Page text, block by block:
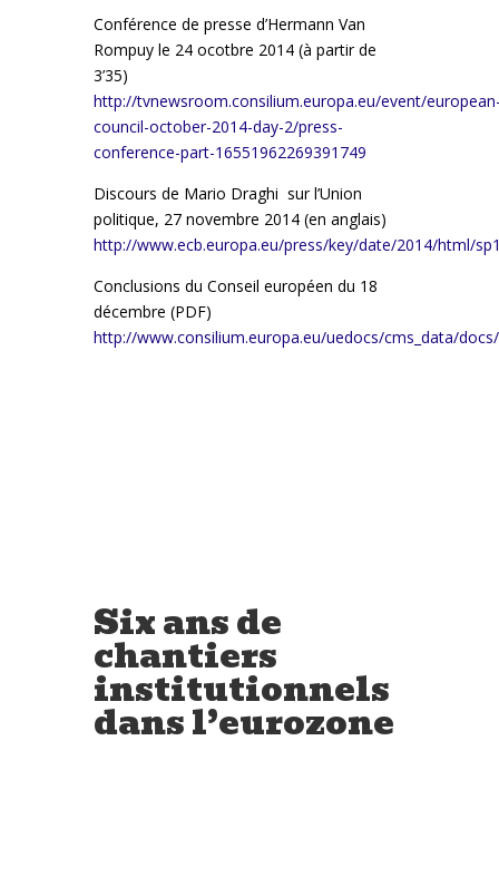
Conférence de presse d’Hermann Van
Rompuy le 24 ocotbre 2014 (à partir de
3’35)
http://tvnewsroom.consilium.europa.eu/event/
council-october-2014-day-2/press-
conference-part-16551962269391749
Discours de Mario Draghi sur l’Union
politique, 27 novembre 2014 (en anglais)
http://www.ecb.europa.eu/press/key/date/2014/html/
Conclusions du Conseil européen du 18
décembre (PDF)
http://www.consilium.europa.eu/uedocs/cms_data/
Six ans de
chantiers
institutionnels
dans l’eurozone